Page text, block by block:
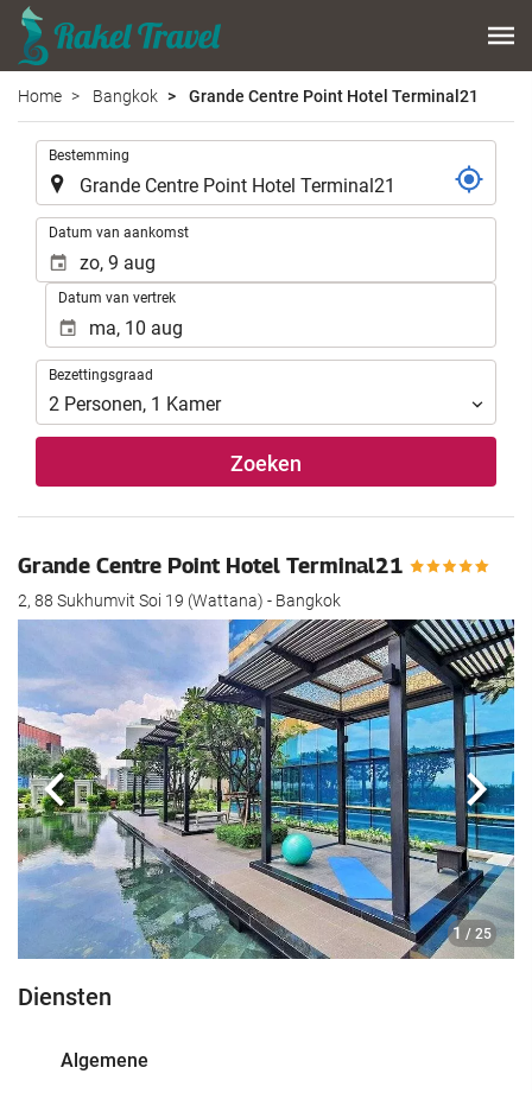
Home Bangkok Grande Centre Point Hotel Terminal21
Bestemming
Datum van aankomst
Datum van vertrek
Bezettingsgraad
Bezettingsgraad
2 Personen, 1 Kamer
Zoeken
Grande Centre Point Hotel Terminal21
2, 88 Sukhumvit Soi 19 (Wattana) - Bangkok
1 / 25
Vorige
Diensten
Algemene